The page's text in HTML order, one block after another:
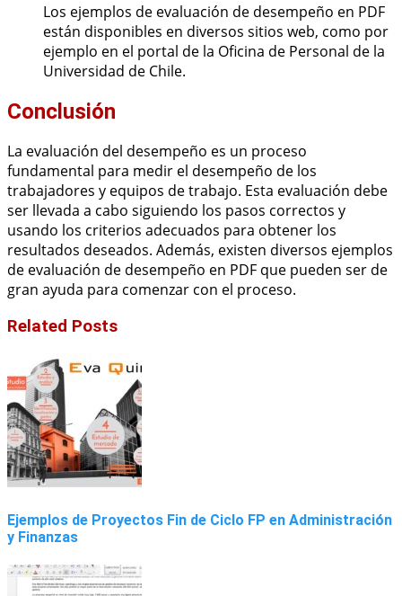
Los ejemplos de evaluación de desempeño en PDF
están disponibles en diversos sitios web, como por
ejemplo en el portal de la Oficina de Personal de la
Universidad de Chile.
Conclusión
La evaluación del desempeño es un proceso
fundamental para medir el desempeño de los
trabajadores y equipos de trabajo. Esta evaluación debe
ser llevada a cabo siguiendo los pasos correctos y
usando los criterios adecuados para obtener los
resultados deseados. Además, existen diversos ejemplos
de evaluación de desempeño en PDF que pueden ser de
gran ayuda para comenzar con el proceso.
Related Posts
Ejemplos de Proyectos Fin de Ciclo FP en Administración
y Finanzas